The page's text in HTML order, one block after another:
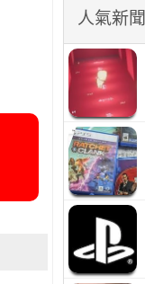
人氣新聞